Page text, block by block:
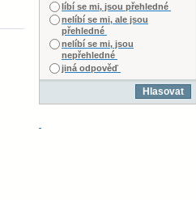
líbí se mi, jsou přehledné
nelíbí se mi, ale jsou
přehledné
nelíbí se mi, jsou
nepřehledné
jiná odpověď
Hlasovat